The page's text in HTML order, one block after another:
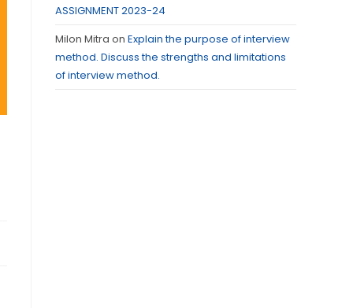
ASSIGNMENT 2023-24
Milon Mitra on Explain the purpose of interview
method. Discuss the strengths and limitations
of interview method.